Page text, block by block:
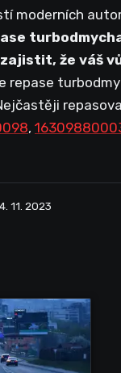
moderních
že váš
repase
,
11. 2023